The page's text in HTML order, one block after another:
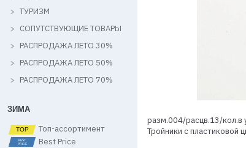
ТУРИЗМ
СОПУТСТВУЮЩИЕ ТОВАРЫ
РАСПРОДАЖА ЛЕТО 30%
РАСПРОДАЖА ЛЕТО 50%
РАСПРОДАЖА ЛЕТО 70%
ЗИМА
Топ-ассортимент
Best Price
разм.004/расцв.13/кол.в
Тройники с пластиковой